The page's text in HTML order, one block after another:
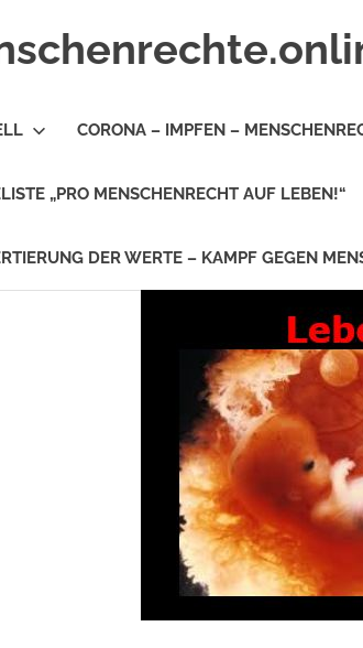
CORONA – IMPFEN –
„PRO MENSCHENRECHT AUF LEBEN!“
DER WERTE – KAMPF GEGEN